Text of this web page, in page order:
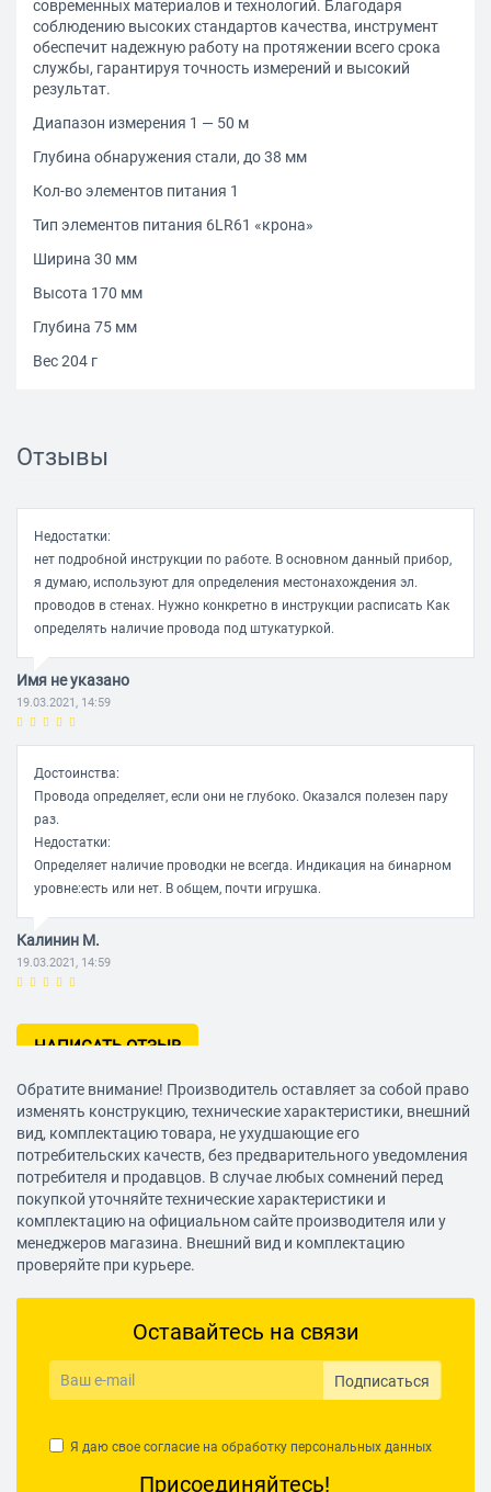
современных материалов и технологий. Благодаря
соблюдению высоких стандартов качества, инструмент
обеспечит надежную работу на протяжении всего срока
службы, гарантируя точность измерений и высокий
результат.
Диапазон измерения 1 — 50 м
Глубина обнаружения стали, до 38 мм
Кол-во элементов питания 1
Тип элементов питания 6LR61 «крона»
Ширина 30 мм
Высота 170 мм
Глубина 75 мм
Вес 204 г
Отзывы
Недостатки:
нет подробной инструкции по работе. В основном данный прибор,
я думаю, используют для определения местонахождения эл.
проводов в стенах. Нужно конкретно в инструкции расписать Как
определять наличие провода под штукатуркой.
Имя не указано
19.03.2021, 14:59
Достоинства:
Провода определяет, если они не глубоко. Оказался полезен пару
раз.
Недостатки:
Определяет наличие проводки не всегда. Индикация на бинарном
уровне:есть или нет. В общем, почти игрушка.
Калинин М.
19.03.2021, 14:59
НАПИСАТЬ ОТЗЫВ
Обратите внимание! Производитель оставляет за собой право
изменять конструкцию, технические характеристики, внешний
вид, комплектацию товара, не ухудшающие его
потребительских качеств, без предварительного уведомления
потребителя и продавцов. В случае любых сомнений перед
покупкой уточняйте технические характеристики и
комплектацию на официальном сайте производителя или у
менеджеров магазина. Внешний вид и комплектацию
проверяйте при курьере.
Оставайтесь на связи
Подписаться
Я даю свое согласие на обработку персональных данных
Присоединяйтесь!